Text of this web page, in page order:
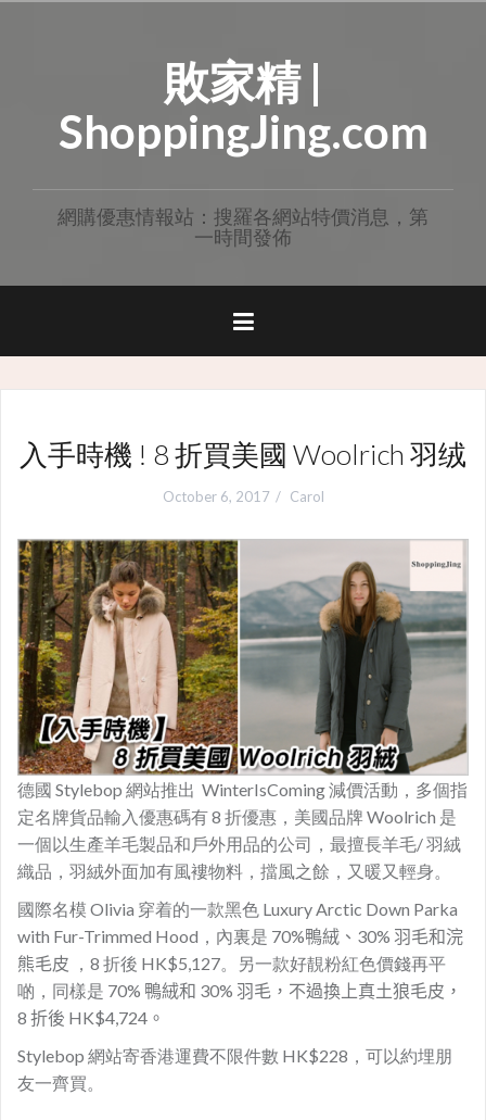
敗家精 |
ShoppingJing.com
網購優惠情報站：搜羅各網站特價消息，第
一時間發佈
入手時機 ! 8 折買美國 Woolrich 羽绒
October 6, 2017 Carol
德國 Stylebop 網站推出 WinterIsComing 減價活動，多個指
定名牌貨品輸入優惠碼有 8 折優惠，美國品牌 Woolrich 是
一個以生產羊毛製品和戶外用品的公司，最擅長羊毛/ 羽絨
織品，羽絨外面加有風褸物料，擋風之餘，又暖又輕身。
國際名模 Olivia 穿着的一款黑色 Luxury Arctic Down Parka
with Fur-Trimmed Hood，內裏是 70%鴨絨、30% 羽毛和浣
熊毛皮
，8 折後 HK$5,127。
另一款好靚粉紅色價錢再平
啲，同樣是 70% 鴨絨和 30% 羽毛，不過換上真土狼毛皮，
8 折後 HK$4,724。
Stylebop 網站寄香港運費不限件數 HK$228，可以約埋朋
友一齊買。